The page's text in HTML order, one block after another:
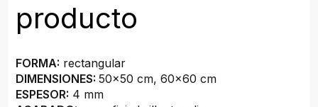
producto
FORMA: rectangular
DIMENSIONES: 50x50 cm, 60x60 cm
ESPESOR: 4 mm